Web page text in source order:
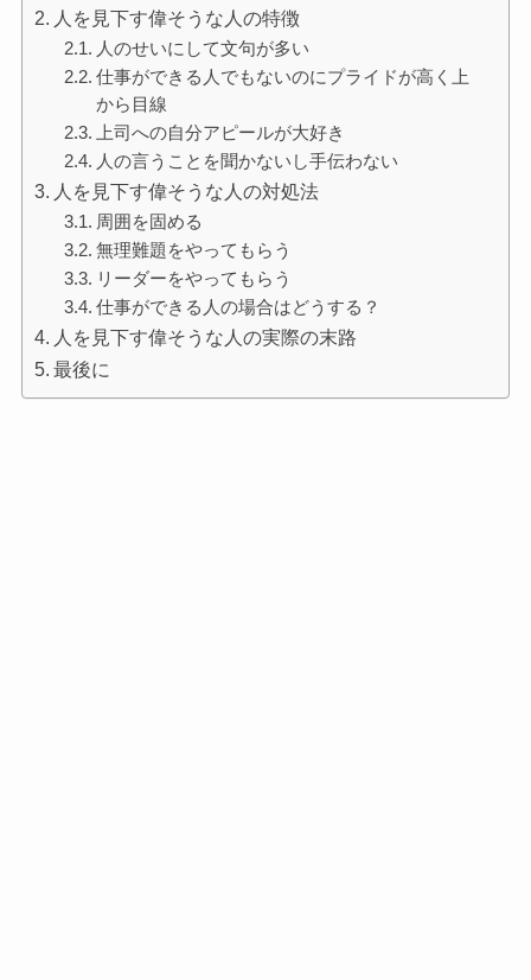
人を見下す偉そうな人の特徴
人のせいにして文句が多い
仕事ができる人でもないのにプライドが高く上
から目線
上司への自分アピールが大好き
人の言うことを聞かないし手伝わない
人を見下す偉そうな人の対処法
周囲を固める
無理難題をやってもらう
リーダーをやってもらう
仕事ができる人の場合はどうする？
人を見下す偉そうな人の実際の末路
最後に